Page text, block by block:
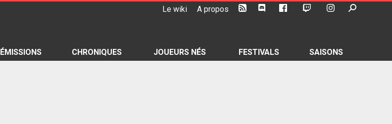
Le wiki A propos
ÉMISSIONS CHRONIQUES JOUEURS NÉS FESTIVALS SAISONS